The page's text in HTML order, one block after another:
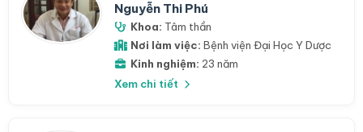
Nguyễn Thi Phú
Khoa: Tâm thần
Nơi làm việc: Bệnh viện Đại Học Y Dược
Kinh nghiệm: 23 năm
Xem chi tiết